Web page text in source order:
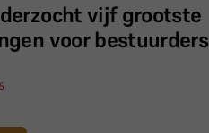
vijf grootste
voor bestuurders